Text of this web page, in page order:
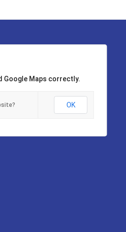
Google Maps correctly.
OK